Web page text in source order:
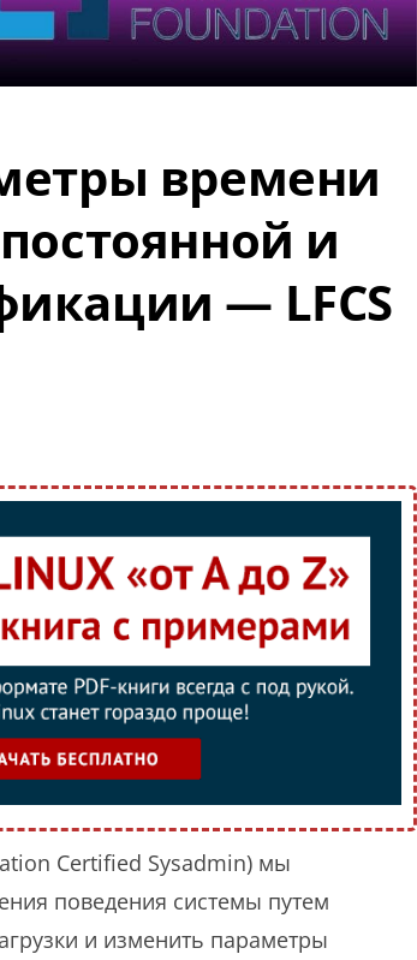
времени
и
— LFCS
Certified Sysadmin) мы
поведения системы путем
и изменить параметры